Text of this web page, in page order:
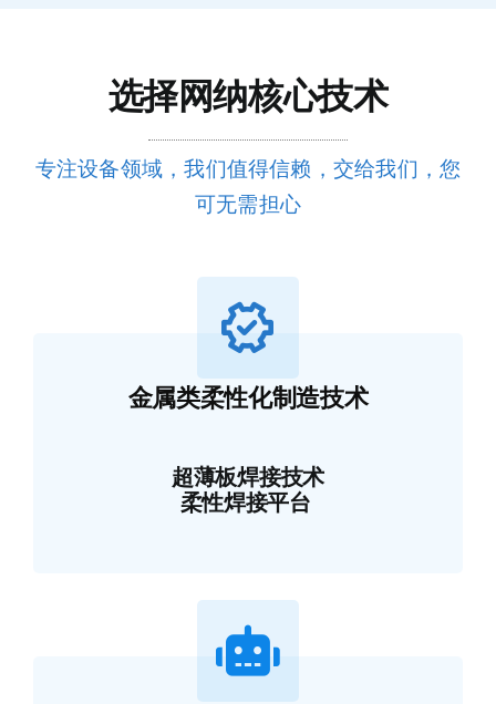
选择网纳核心技术
专注设备领域，我们值得信赖，交给我们，您
可无需担心
金属类柔性化制造技术
超薄板焊接技术
柔性焊接平台